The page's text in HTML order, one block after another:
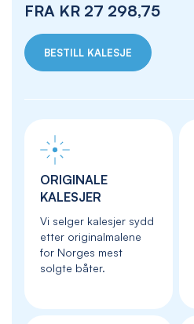
FRA KR 27 298,75
BESTILL KALESJE
ORIGINALE
KALESJER
Vi selger kalesjer sydd
etter originalmalene
for Norges mest
solgte båter.